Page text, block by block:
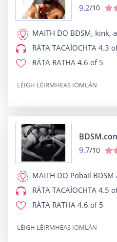
9.2/10
MAITH DO BDSM, kink,
RÁTA TACAÍOCHTA 4.3
RÁTA RATHA 4.6 of 5
LÉIGH LÉIRMHEAS IOMLÁN
9.7/10
MAITH DO Pobail
RÁTA TACAÍOCHTA 4.5
RÁTA RATHA 4.6 of 5
LÉIGH LÉIRMHEAS IOMLÁN